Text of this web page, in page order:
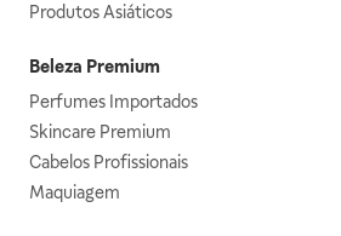
Produtos Asiáticos
Beleza Premium
Perfumes Importados
Skincare Premium
Cabelos Profissionais
Maquiagem